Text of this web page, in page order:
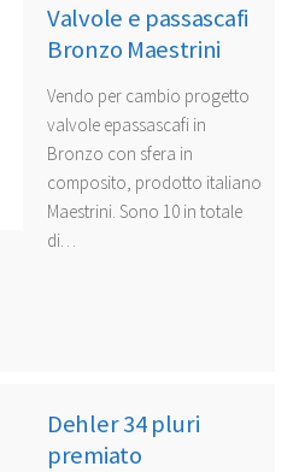
Valvole e passascafi
Bronzo Maestrini
Vendo per cambio progetto
valvole epassascafi in
Bronzo con sfera in
composito, prodotto italiano
Maestrini. Sono 10 in totale
di…
Dehler 34 pluri
premiato